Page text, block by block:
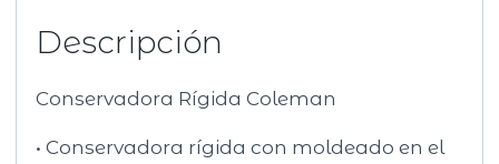
Descripción
Conservadora Rígida Coleman
• Conservadora rígida con moldeado en el